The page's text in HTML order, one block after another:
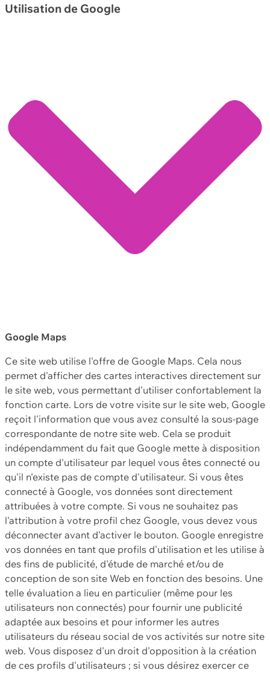
Utilisation de Google
Google Maps
Ce site web utilise l'offre de Google Maps. Cela nous
permet d'afficher des cartes interactives directement sur
le site web, vous permettant d'utiliser confortablement la
fonction carte. Lors de votre visite sur le site web, Google
reçoit l'information que vous avez consulté la sous-page
correspondante de notre site web. Cela se produit
indépendamment du fait que Google mette à disposition
un compte d'utilisateur par lequel vous êtes connecté ou
qu'il n'existe pas de compte d'utilisateur. Si vous êtes
connecté à Google, vos données sont directement
attribuées à votre compte. Si vous ne souhaitez pas
l'attribution à votre profil chez Google, vous devez vous
déconnecter avant d'activer le bouton. Google enregistre
vos données en tant que profils d'utilisation et les utilise à
des fins de publicité, d'étude de marché et/ou de
conception de son site Web en fonction des besoins. Une
telle évaluation a lieu en particulier (même pour les
utilisateurs non connectés) pour fournir une publicité
adaptée aux besoins et pour informer les autres
utilisateurs du réseau social de vos activités sur notre site
web. Vous disposez d'un droit d'opposition à la création
de ces profils d'utilisateurs ; si vous désirez exercer ce